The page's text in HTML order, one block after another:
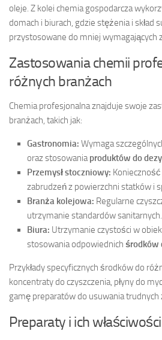
oleje. Z kolei chemia gospodarcza
domach i biurach, gdzie stężenia i skład
przystosowane do mniej wymagających
Zastosowania chemii
różnych branżach
Chemia profesjonalna znajduje swoje
branżach, takich jak:
Gastronomia: Wymaga
oraz stosowaniaproduktów do
Przemysł stoczniowy:
zabrudzeń z powierzchni statków i
Branża kolejowa: Regularne
utrzymanie standardów sanitarnych.
Biura: Utrzymanie czystości w
stosowania odpowiednich środków
Przykłady specyficznych środków do
koncentraty do czyszczenia, płyny do
gamę preparatów do usuwania trudnych
Preparaty i ich właściwości